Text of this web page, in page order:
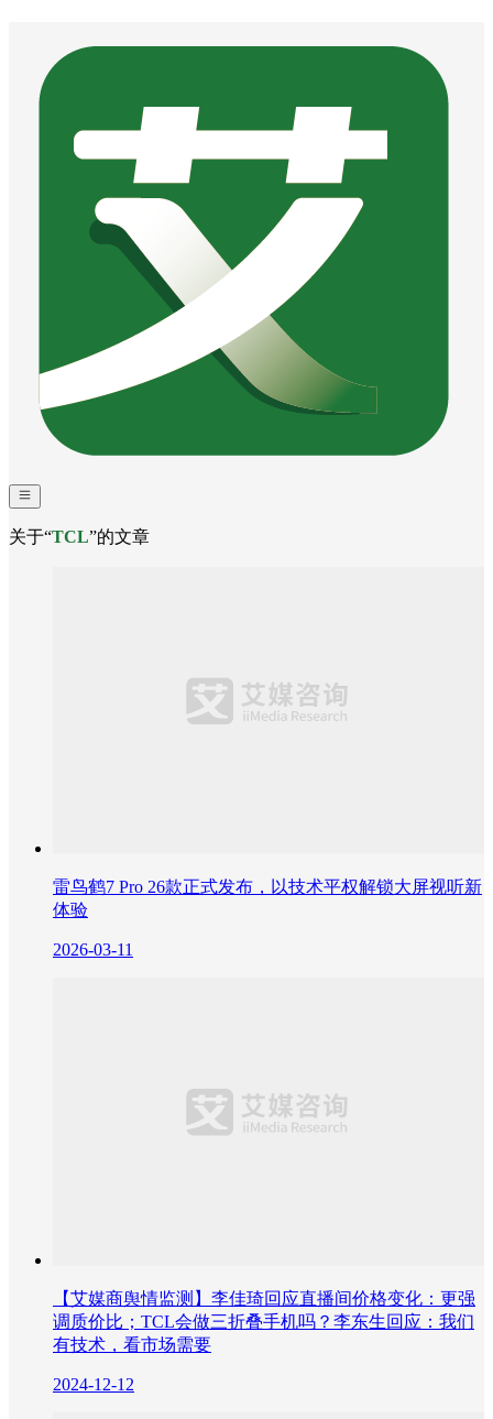
关于“TCL”的文章
雷鸟鹤7 Pro 26款正式发布，以技术平权解锁大屏视听新
体验
2026-03-11
【艾媒商舆情监测】李佳琦回应直播间价格变化：更强
调质价比；TCL会做三折叠手机吗？李东生回应：我们
有技术，看市场需要
2024-12-12